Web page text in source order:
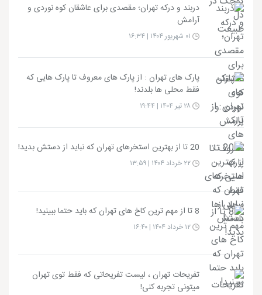
دربند و درکه تهران؛ مقصدی برای عاشقان کوه‌ نوردی و
آرامش
پارک های تهران : از پارک های معروف تا پارک هایی که
فقط محلی ها بلدند!
20 تا از بهترین استخرهای تهران که نباید از دستش بدید!
8 تا از مهم ترین کاخ های تهران که باید حتما ببینید!
تفریحات تهران ، لیست تفریحاتی که فقط توی تهران
میتونی تجربه کنی!